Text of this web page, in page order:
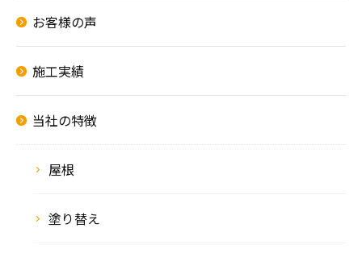
お客様の声
施工実績
当社の特徴
屋根
塗り替え